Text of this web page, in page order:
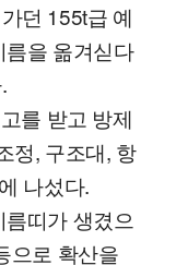
던 155t급 예
름을 옮겨싣다
를 받고 방제
정, 구조대, 항
나섰다.
띠가 생겼으
으로 확산을